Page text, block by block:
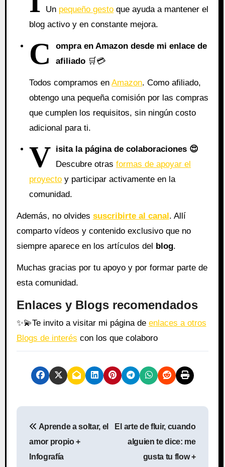
Un pequeño gesto que ayuda a mantener el
blog activo y en constante mejora.
C
ompra en Amazon desde mi enlace de
afiliado 🛒💳
Todos compramos enAmazon. Como afiliado,
obtengo una pequeña comisión por las compras
que cumplen los requisitos, sin ningún costo
adicional para ti.
V isita la página de colaboraciones 😍
Descubre otrasformas de apoyar el
proyecto y participar activamente en la
comunidad.
Además, no olvides suscribirte al canal . Allí
comparto vídeos y contenido exclusivo que no
siempre aparece en los artículos del
blog.
Muchas gracias por tu apoyo y por formar parte de
esta comunidad.
Enlaces y Blogs recomendados
✨💫Te invito a visitar mi página de enlaces a otros
Blogs de interés con los que colaboro
Aprende a soltar, el
amor propio +
Infografía
El arte de fluir, cuando
alguien te dice: me
gusta tu flow +